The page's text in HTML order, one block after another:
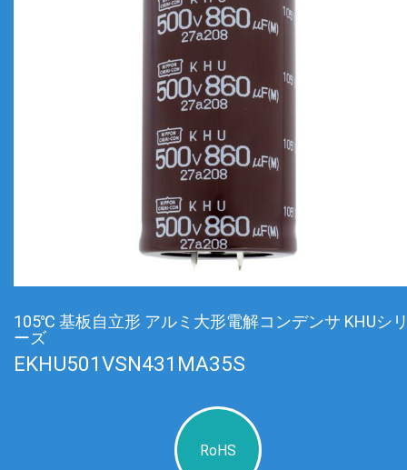
105℃ 基板自立形 アルミ大形電解コンデンサ KHUシ
ーズ
EKHU501VSN431MA35S
RoHS